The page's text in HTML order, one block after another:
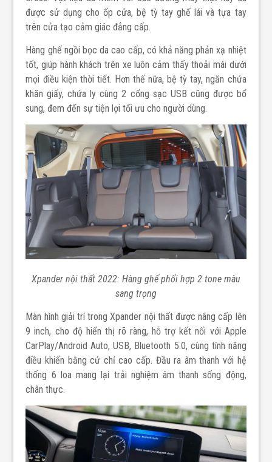
được sử dụng cho ốp cửa, bệ tỳ tay ghế lái và tựa tay
trên cửa tạo cảm giác đẳng cấp.
Hàng ghế ngồi bọc da cao cấp, có khả năng phản xạ nhiệt
tốt, giúp hành khách trên xe luôn cảm thấy thoải mái dưới
mọi điều kiện thời tiết. Hơn thế nữa, bệ tỳ tay, ngăn chứa
khăn giấy, chứa ly cùng 2 cổng sạc USB cũng được bổ
sung, đem đến sự tiện lợi tối ưu cho người dùng.
Xpander nội thất 2022: Hàng ghế phối hợp 2 tone màu
sang trọng
Màn hình giải trí trong Xpander nội thất được nâng cấp lên
9 inch, cho độ hiển thị rõ ràng, hỗ trợ kết nối với Apple
CarPlay/Android Auto, USB, Bluetooth 5.0, cùng tính năng
điều khiển bằng cử chỉ cao cấp. Đầu ra âm thanh với hệ
thống 6 loa mang lại trải nghiệm âm thanh sống động,
chân thực.